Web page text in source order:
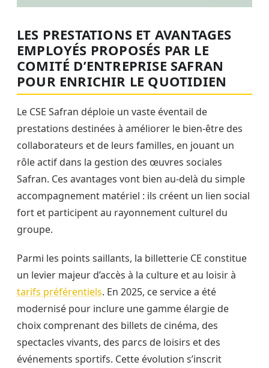
LES PRESTATIONS ET AVANTAGES
EMPLOYÉS PROPOSÉS PAR LE
COMITÉ D’ENTREPRISE SAFRAN
POUR ENRICHIR LE QUOTIDIEN
Le CSE Safran déploie un vaste éventail de
prestations destinées à améliorer le bien-être des
collaborateurs et de leurs familles, en jouant un
rôle actif dans la gestion des œuvres sociales
Safran. Ces avantages vont bien au-delà du simple
accompagnement matériel : ils créent un lien social
fort et participent au rayonnement culturel du
groupe.
Parmi les points saillants, la billetterie CE constitue
un levier majeur d’accès à la culture et au loisir à
tarifs préférentiels. En 2025, ce service a été
modernisé pour inclure une gamme élargie de
choix comprenant des billets de cinéma, des
spectacles vivants, des parcs de loisirs et des
événements sportifs. Cette évolution s’inscrit